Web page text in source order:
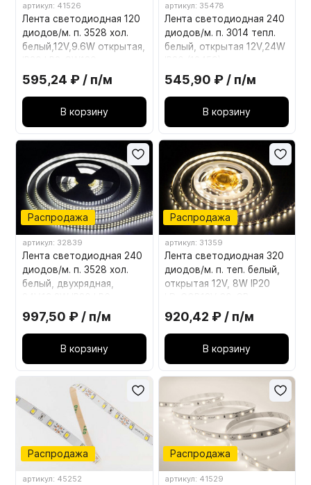
артикул: 41526
Лента светодиодная 120
диодов/м. п. 3528 хол.
белый,12V,9.6W открытая,
595,24 ₽ / п/м
В корзину
артикул: 35478
Лента светодиодная 240
диодов/м. п. 3014 тепл.
белый, открытая 12V,24W
545,90 ₽ / п/м
В корзину
Распродажа
артикул: 32839
Лента светодиодная 240
диодов/м. п. 3528 хол.
белый, двухрядная,
СW240
997,50 ₽ / п/м
В корзину
Распродажа
артикул: 31359
Лента светодиодная 320
диодов/м. п. теп. белый,
открытая 12V, 8W IP20
920,42 ₽ / п/м
В корзину
Распродажа
артикул: 45252
Распродажа
артикул: 41529